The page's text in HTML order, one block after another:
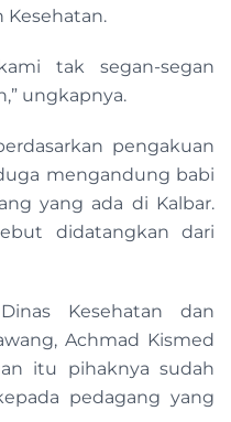
Kesehatan.
tak segan-segan
ungkapnya.
pengakuan
mengandung babi
yang ada di Kalbar.
didatangkan dari
Kesehatan dan
Achmad Kismed
itu pihaknya sudah
pedagang yang